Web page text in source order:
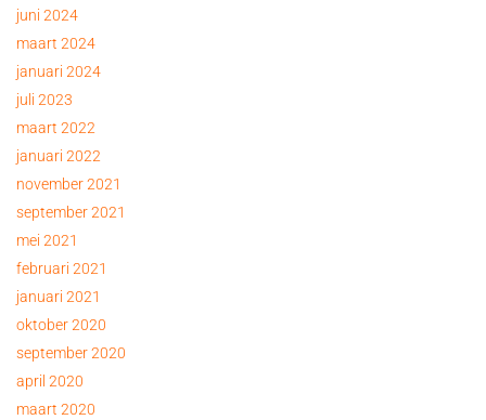
juni 2024
maart 2024
januari 2024
juli 2023
maart 2022
januari 2022
november 2021
september 2021
mei 2021
februari 2021
januari 2021
oktober 2020
september 2020
april 2020
maart 2020